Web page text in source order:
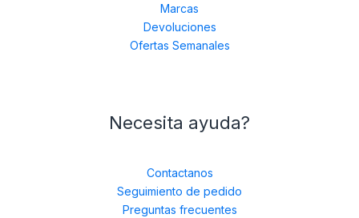
Marcas
Devoluciones
Ofertas Semanales
Necesita ayuda?
Contactanos
Seguimiento de pedido
Preguntas frecuentes